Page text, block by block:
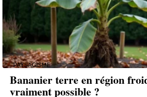
PAYSAGISME
Bananier terre en région
vraiment possible ?